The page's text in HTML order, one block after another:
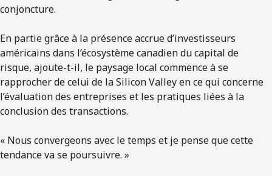
conjoncture.
En partie grâce à la présence accrue d’investisseurs
américains dans l’écosystème canadien du capital de
risque, ajoute-t-il, le paysage local commence à se
rapprocher de celui de la Silicon Valley en ce qui concerne
l’évaluation des entreprises et les pratiques liées à la
conclusion des transactions.
« Nous convergeons avec le temps et je pense que cette
tendance va se poursuivre. »